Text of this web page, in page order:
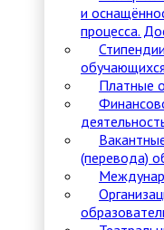
и
процесса.
обучающихся
Платные
(перевода)